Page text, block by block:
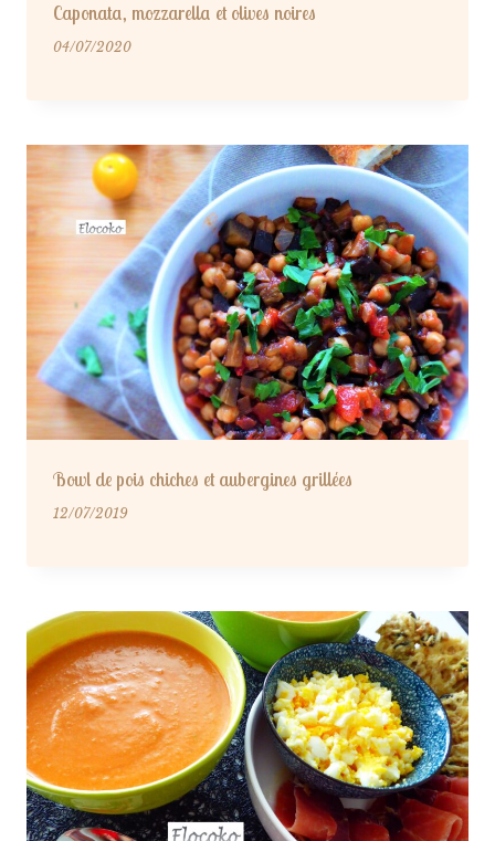
Caponata, mozzarella et olives noires
04/07/2020
Bowl de pois chiches et aubergines grillées
12/07/2019